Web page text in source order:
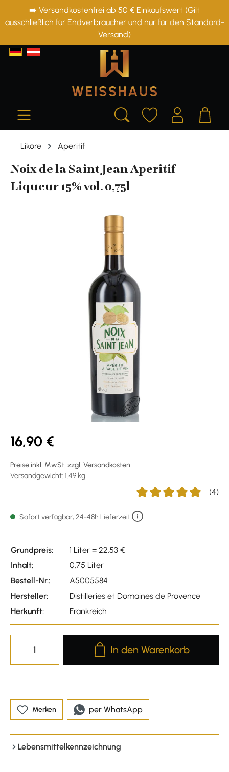
springen
➡️ Versandkostenfrei ab 50 € Einkaufswert (Gilt
ausschließlich für Endverbraucher und nur für den Standard-
Versand)
Liköre Aperitif
Noix de la Saint Jean Aperitif
Liqueur 15% vol. 0,75l
Bildergalerie überspringen
16,90 €
Preise inkl. MwSt. zzgl. Versandkosten
Versandgewicht: 1.49 kg
(4)
Sofort verfügbar, 24-48h Lieferzeit
Grundpreis:
1 Liter = 22,53 €
Inhalt:
0.75 Liter
Bestell-Nr.:
A5005584
Hersteller:
Distilleries et Domaines de Provence
Herkunft:
Frankreich
Produkt Anzahl: Gib den
In den Warenkorb
Merken per WhatsApp
Lebensmittelkennzeichnung